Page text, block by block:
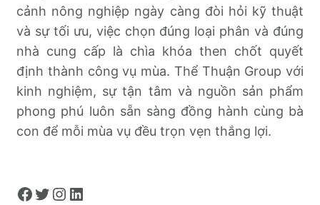
cảnh nông nghiệp ngày càng đòi hỏi kỹ thuật
và sự tối ưu, việc chọn đúng loại phân và đúng
nhà cung cấp là chìa khóa then chốt quyết
định thành công vụ mùa. Thể Thuận Group với
kinh nghiệm, sự tận tâm và nguồn sản phẩm
phong phú luôn sẵn sàng đồng hành cùng bà
con để mỗi mùa vụ đều trọn vẹn thắng lợi.
Facebook Twitter Instagram LinkedIn